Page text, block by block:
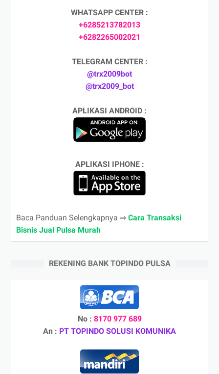
WHATSAPP CENTER :
+6285213782013
+6282265002021
TELEGRAM CENTER :
@trx2009bot
@trx2009_bot
APLIKASI ANDROID :
APLIKASI IPHONE :
Baca Panduan Selengkapnya ⇒ Cara Transaksi
Bisnis Jual Pulsa Murah
REKENING BANK TOPINDO PULSA
No : 8170 977 689
An : PT TOPINDO SOLUSI KOMUNIKA